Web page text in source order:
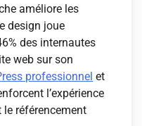
améliore les
design joue
des internautes
web sur son
professionnel et
l’expérience
référencement